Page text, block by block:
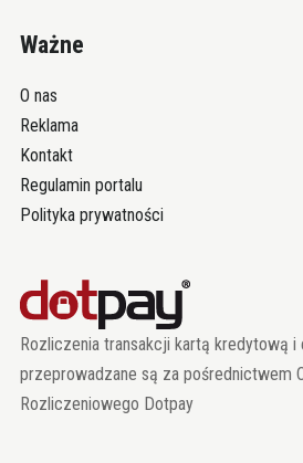
Ważne
O nas
Reklama
Kontakt
Regulamin portalu
Polityka prywatności
Rozliczenia transakcji kartą kredytową
przeprowadzane są za pośrednictwem
Rozliczeniowego Dotpay